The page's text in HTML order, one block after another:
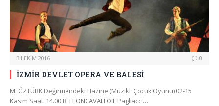
31 EKIM 2016 0
İZMİR DEVLET OPERA VE BALESİ
M. ÖZTÜRK Değirmendeki Hazine (Müzikli Çocuk Oyunu) 02-15
Kasım Saat: 14.00 R. LEONCAVALLO I. Pagliacci…